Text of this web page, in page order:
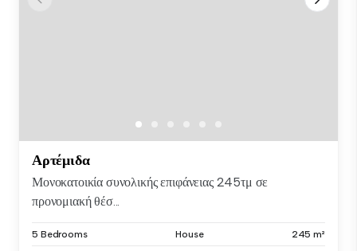
Αρτέμιδα
Μονοκατοικία συνολικής επιφάνειας 245τμ σε
προνομιακή θέσ...
5 Bedrooms House 245 m²